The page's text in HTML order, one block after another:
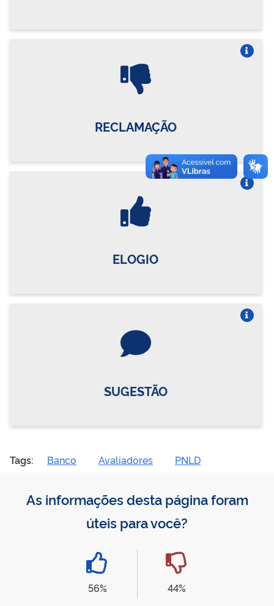
RECLAMAÇÃO
ELOGIO
SUGESTÃO
Tags: Banco Avaliadores PNLD
As informações desta página foram
úteis para você?
56%
44%